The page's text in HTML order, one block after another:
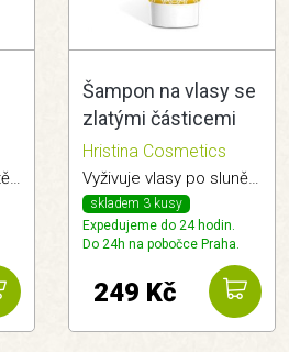
Lehká, odolná, 100% těsnící.
Šampon na vlasy se
zlatými částicemi
pro letní období
200ml Hristina
Hristina Cosmetics
Vyživuje vlasy po slunění.
skladem 3 kusy
Expedujeme do 24 hodin.
Do 24h na pobočce Praha.
249 Kč